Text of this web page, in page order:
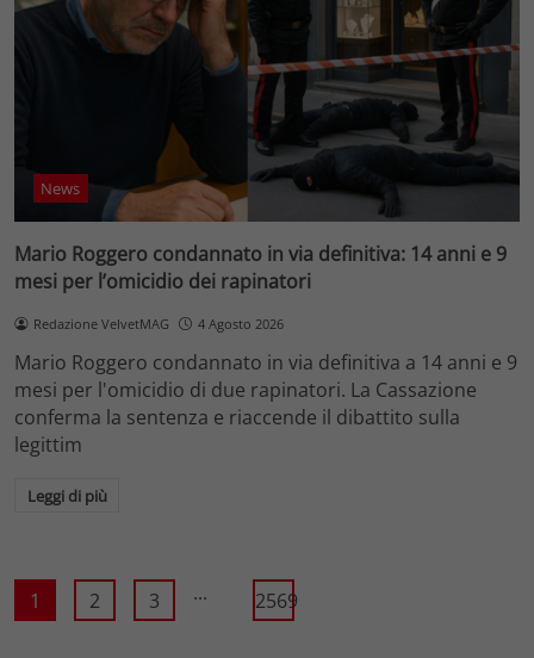
News
Mario Roggero condannato in via definitiva: 14 anni e 9
mesi per l’omicidio dei rapinatori
Redazione VelvetMAG 4 Agosto 2026
Mario Roggero condannato in via definitiva a 14 anni e 9
mesi per l'omicidio di due rapinatori. La Cassazione
conferma la sentenza e riaccende il dibattito sulla
legittim
Leggi di più
1 2 3 ... 2569